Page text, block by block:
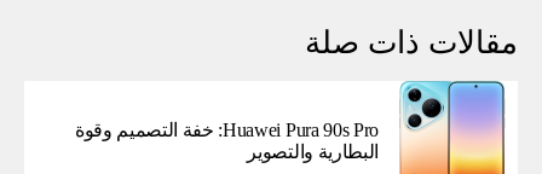
مقالات ذات صلة
Huawei Pura 90s Pro: خفة التصميم وقوة
البطارية والتصوير